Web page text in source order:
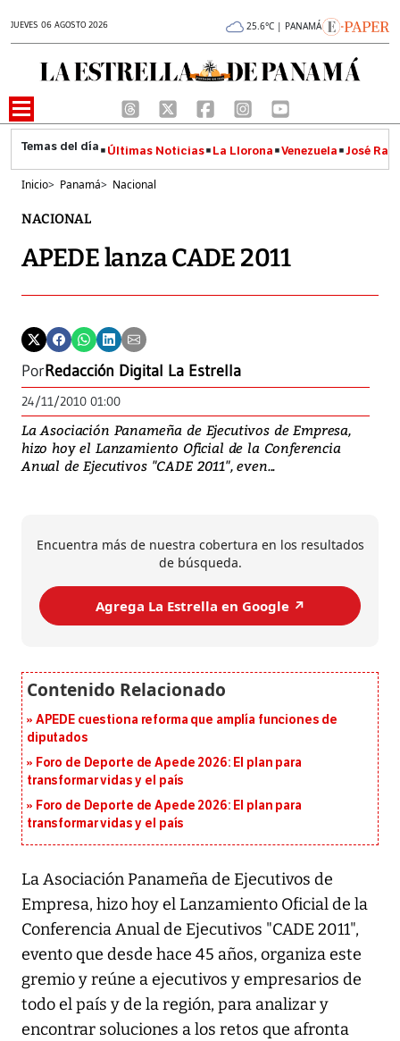
JUEVES 06 AGOSTO 2026 25.6°C | PANAMÁ
Últimas Noticias La Llorona Venezuela José
Inicio> Panamá> Nacional
NACIONAL
APEDE lanza CADE 2011
PorRedacción Digital La Estrella
24/11/2010 01:00
La Asociación Panameña de Ejecutivos de Empresa,
hizo hoy el Lanzamiento Oficial de la Conferencia
Anual de Ejecutivos "CADE 2011", even...
Encuentra más de nuestra cobertura en los resultados
de búsqueda.
Agrega La Estrella en Google ↗️
APEDE cuestiona reforma que amplía funciones de
diputados
Foro de Deporte de Apede 2026: El plan para
transformar vidas y el país
Foro de Deporte de Apede 2026: El plan para
transformar vidas y el país
La Asociación Panameña de Ejecutivos de
Empresa, hizo hoy el Lanzamiento Oficial de la
Conferencia Anual de Ejecutivos "CADE 2011",
evento que desde hace 45 años, organiza este
gremio y reúne a ejecutivos y empresarios de
todo el país y de la región, para analizar y
encontrar soluciones a los retos que afronta